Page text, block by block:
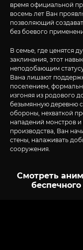
время официальной
восемь лет Ван
позволяющий
без боевого
В семье, где ценятся
заклинания, этот
неподобающим
Вана лишают
поселением,
изгоняя из родового
безымянную деревню
обороны, нехваткой
нападений монстров
производства, Ван
стены, налаживать
сооружения.
Смотреть